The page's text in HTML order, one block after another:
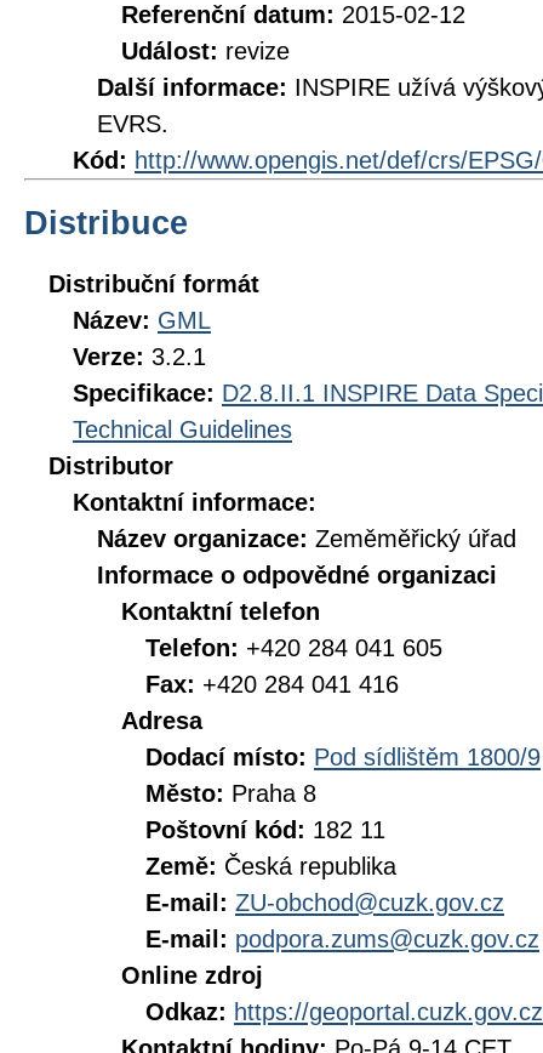
Referenční datum: 2015-02-12
Událost: revize
Další informace: INSPIRE užívá
EVRS.
Kód: http://www.opengis.net/def/crs/
Distribuce
Distribuční formát
Název: GML
Verze: 3.2.1
Specifikace: D2.8.II.1 INSPIRE Data
Technical Guidelines
Distributor
Kontaktní informace:
Název organizace: Zeměměřický úřad
Informace o odpovědné organizaci
Kontaktní telefon
Telefon: +420 284 041 605
Fax: +420 284 041 416
Adresa
Dodací místo: Pod sídlištěm 1800/9
Město: Praha 8
Poštovní kód: 182 11
Země: Česká republika
E-mail: ZU-obchod@cuzk.gov.cz
E-mail: podpora.zums@cuzk.gov.cz
Online zdroj
Odkaz: https://geoportal.cuzk.gov.cz